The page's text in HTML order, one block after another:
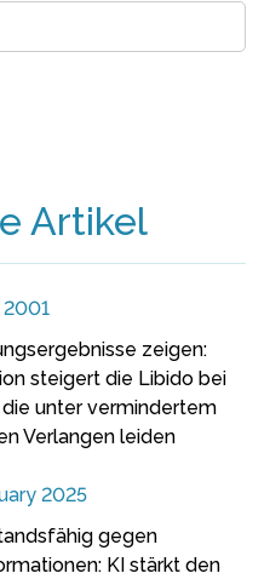
Artikel
2001
zeigen:
steigert die Libido bei
die unter vermindertem
Verlangen leiden
2025
gegen
KI stärkt den